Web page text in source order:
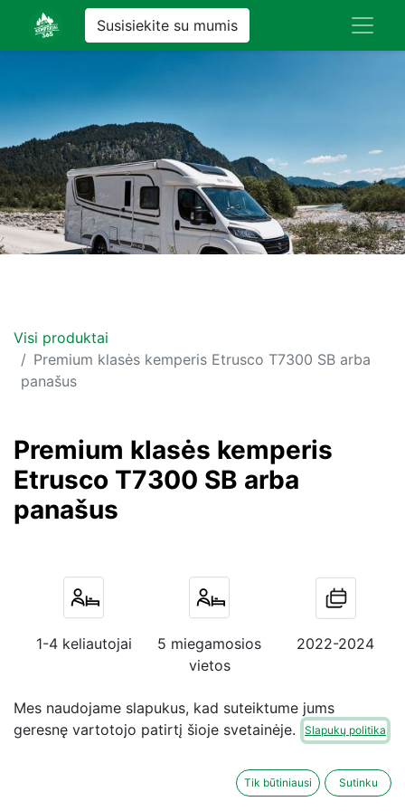
Susisiekite su mumis
Visi produktai
Premium klasės kemperis Etrusco T7300 SB arba
panašus
Premium klasės kemperis
Etrusco T7300 SB arba
panašus
1-4 keliautojai
5 miegamosios
vietos
2022-2024
vairuotojo
pažymėjimas
Mes naudojame slapukus, kad suteiktume jums
geresnę vartotojo patirtį šioje svetainėje.
Slapukų politika
Tik būtiniausi Sutinku